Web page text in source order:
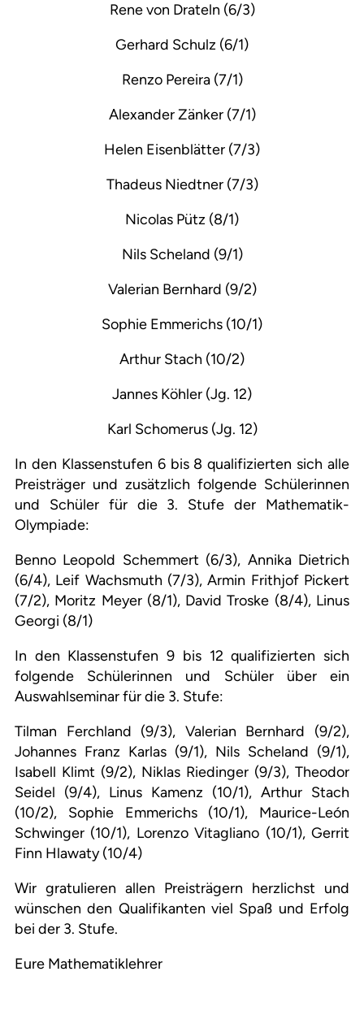
Rene von Drateln (6/3)
Gerhard Schulz (6/1)
Renzo Pereira (7/1)
Alexander Zänker (7/1)
Helen Eisenblätter (7/3)
Thadeus Niedtner (7/3)
Nicolas Pütz (8/1)
Nils Scheland (9/1)
Valerian Bernhard (9/2)
Sophie Emmerichs (10/1)
Arthur Stach (10/2)
Jannes Köhler (Jg. 12)
Karl Schomerus (Jg. 12)
In den Klassenstufen 6 bis 8 qualifizierten sich alle
Preisträger und zusätzlich folgende Schülerinnen
und Schüler für die 3. Stufe der Mathematik-
Olympiade:
Benno Leopold Schemmert (6/3), Annika Dietrich
(6/4), Leif Wachsmuth (7/3), Armin Frithjof Pickert
(7/2), Moritz Meyer (8/1), David Troske (8/4), Linus
Georgi (8/1)
In den Klassenstufen 9 bis 12 qualifizierten sich
folgende Schülerinnen und Schüler über ein
Auswahlseminar für die 3. Stufe:
Tilman Ferchland (9/3), Valerian Bernhard (9/2),
Johannes Franz Karlas (9/1), Nils Scheland (9/1),
Isabell Klimt (9/2), Niklas Riedinger (9/3), Theodor
Seidel (9/4), Linus Kamenz (10/1), Arthur Stach
(10/2), Sophie Emmerichs (10/1), Maurice-León
Schwinger (10/1), Lorenzo Vitagliano (10/1), Gerrit
Finn Hlawaty (10/4)
Wir gratulieren allen Preisträgern herzlichst und
wünschen den Qualifikanten viel Spaß und Erfolg
bei der 3. Stufe.
Eure Mathematiklehrer